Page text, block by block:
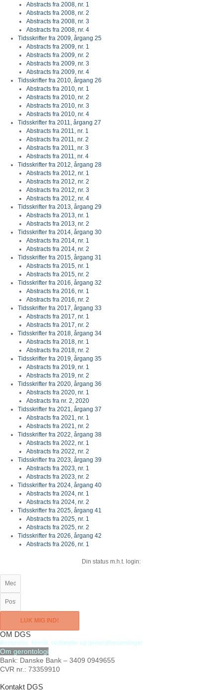
Abstracts fra 2008, nr. 1
Abstracts fra 2008, nr. 2
Abstracts fra 2008, nr. 3
Abstracts fra 2008, nr. 4
Tidsskrifter fra 2009, årgang 25
Abstracts fra 2009, nr. 1
Abstracts fra 2009, nr. 2
Abstracts fra 2009, nr. 3
Abstracts fra 2009, nr. 4
Tidsskrifter fra 2010, årgang 26
Abstracts fra 2010, nr. 1
Abstracts fra 2010, nr. 2
Abstracts fra 2010, nr. 3
Abstracts fra 2010, nr. 4
Tidsskrifter fra 2011, årgang 27
Abstracts fra 2011, nr. 1
Abstracts fra 2011, nr. 2
Abstracts fra 2011, nr. 3
Abstracts fra 2011, nr. 4
Tidsskrifter fra 2012, årgang 28
Abstracts fra 2012, nr. 1
Abstracts fra 2012, nr. 2
Abstracts fra 2012, nr. 3
Abstracts fra 2012, nr. 4
Tidsskrifter fra 2013, årgang 29
Abstracts fra 2013, nr. 1
Abstracts fra 2013, nr. 2
Tidsskrifter fra 2014, årgang 30
Abstracts fra 2014, nr. 1
Abstracts fra 2014, nr. 2
Tidsskrifter fra 2015, årgang 31
Abstracts fra 2015, nr. 1
Abstracts fra 2015, nr. 2
Tidsskrifter fra 2016, årgang 32
Abstracts fra 2016, nr. 1
Abstracts fra 2016, nr. 2
Tidsskrifter fra 2017, årgang 33
Abstracts fra 2017, nr. 1
Abstracts fra 2017, nr. 2
Tidsskrifter fra 2018, årgang 34
Abstracts fra 2018, nr. 1
Abstracts fra 2018, nr. 2
Tidsskrifter fra 2019, årgang 35
Abstracts fra 2019, nr. 1
Abstracts fra 2019, nr. 2
Tidsskrifter fra 2020, årgang 36
Abstracts fra 2020, nr. 1
Abstracts fra nr. 2, 2020
Tidsskrifter fra 2021, årgang 37
Abstracts fra 2021, nr. 1
Abstracts fra 2021, nr. 2
Tidsskrifter fra 2022, årgang 38
Abstracts fra 2022, nr. 1
Abstracts fra 2022, nr. 2
Tidsskrifter fra 2023, årgang 39
Abstracts fra 2023, nr. 1
Abstracts fra 2023, nr. 2
Tidsskrifter fra 2024, årgang 40
Abstracts fra 2024, nr. 1
Abstracts fra 2024, nr. 2
Tidsskrifter fra 2025, årgang 41
Abstracts fra 2025, nr. 1
Abstracts fra 2025, nr. 2
Tidsskrifter fra 2026, årgang 42
Abstracts fra 2026, nr. 1
Din status m.h.t. login:
LUK MIG IND!
OM DGS
Bestyrelse, formål, vedtægter og generalforsamlinger
Om gerontologi
Bank: Danske Bank – 3409 0949655
CVR nr.: 73359910
Kontakt DGS